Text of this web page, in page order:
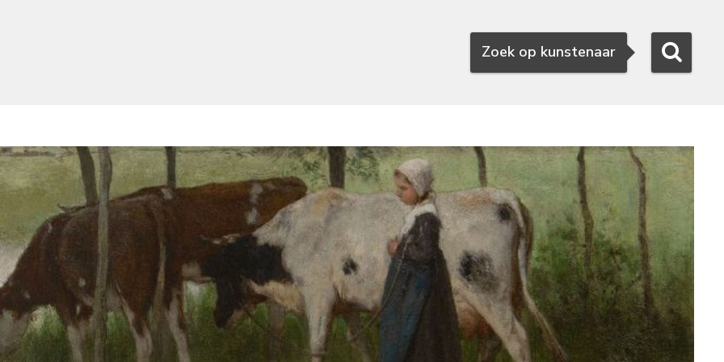
Zoeken
Zoek op kunstenaar